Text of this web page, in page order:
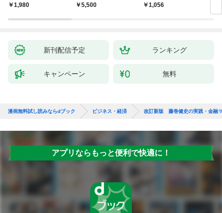
よう
￥1,980 ￥5,500
化」が街を壊す
￥1,056
邦
新刊配信予定 ランキング
キャンペーン 無料
漫画無料試し読みならdブック ビジネス・経済 改訂新版 藤巻健史の実践・金融
アプリならもっと便利で快適に！